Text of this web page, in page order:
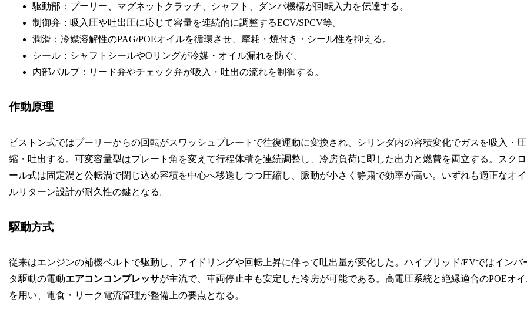
駆動部：プーリー、マグネットクラッチ、シャフト、ダンパ機構が回転入力を伝達する。
制御弁：吸入圧や吐出圧に応じて容量を連続的に調整するECV/SPCV等。
潤滑：冷媒溶解性のPAG/POEオイルを循環させ、摩耗・焼付き・シール性を抑える。
シール：シャフトシールやOリングが冷媒・オイル漏れを防ぐ。
内部バルブ：リード弁やチェック弁が吸入・吐出の流れを制御する。
作動原理
ピストン式ではプーリーからの回転がスワッシュプレートで往復運動に変換され、シリンダ内の容積変化でガスを吸入・圧
縮・吐出する。可変容量型はプレート角を変えて行程体積を連続調整し、冷房負荷に即した出力と燃費を両立する。スクロ
ール式は固定渦と公転渦で閉じ込め容積を中心へ移送しつつ圧縮し、脈動が小さく静粛で効率が高い。いずれも適正なオイ
ルリターン設計が耐久性の鍵となる。
駆動方式
従来はエンジンの補機ベルトで駆動し、アイドリングや回転上昇に伴って吐出量が変化した。ハイブリッド/EVではインバ
タ駆動の電動エアコンコンプレッサが主流で、車両停止中も安定した冷房が可能である。高電圧系統と絶縁適合のPOEオ
を用い、電食・リーク電流管理が整備上の要点となる。